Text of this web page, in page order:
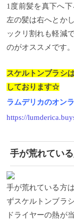
1度前髪を真下へ
左の髪は右へとか
ックリ割れも軽減
のがオススメです。
スケルトンブラシ
しております☆
ラムデリカのオン
https://
手が荒れてい
手が荒れている方
ずスケルトンブラ
ドライヤーの熱が